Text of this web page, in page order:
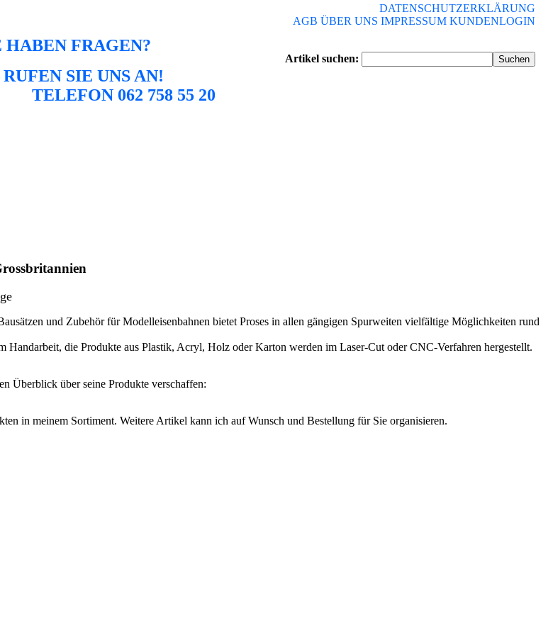
HABEN FRAGEN?
RUFEN SIE UNS AN!
TELEFON 062 758 55 20
DATENSCHUTZERKLÄRUNG
AGB ÜBER UNS IMPRESSUM KUNDENLOGIN
Artikel suchen:
und Zubehör für Modelleisenbahnen bietet Proses in allen gängigen Spurweiten vielfältige Möglichkeiten rund
Handarbeit, die Produkte aus Plastik, Acryl, Holz oder Karton werden im Laser-Cut oder CNC-Verfahren hergestellt.
Überblick über seine Produkte verschaffen:
in meinem Sortiment. Weitere Artikel kann ich auf Wunsch und Bestellung für Sie organisieren.